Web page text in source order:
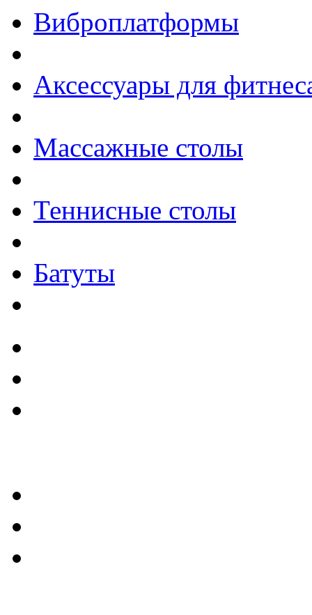
Виброплатформы
Аксессуары для
Массажные столы
Теннисные столы
Батуты